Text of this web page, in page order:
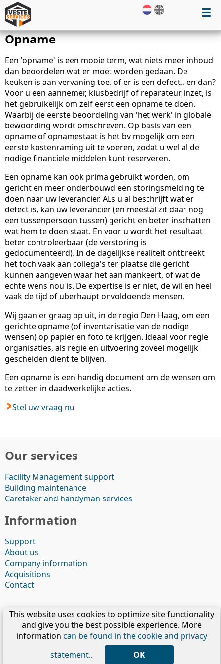
☰
Opname
Een 'opname' is een mooie term, wat niets meer inhoud
dan beoordelen wat er moet worden gedaan. De
keuken is aan vervaning toe, of er is een defect.. en dan?
Voor u een aannemer, klusbedrijf of reparateur inzet, is
het gebruikelijk om zelf eerst een opname te doen.
Waarbij de eerste beoordeling van 'het werk' in globale
bewoording wordt omschreven. Op basis van een
opname of opnamestaat is het bv mogelijk om een
eerste kostenraming uit te voeren, zodat u wel al de
nodige financiele middelen kunt reserveren.
Een opname kan ook prima gebruikt worden, om
gericht en meer onderbouwd een storingsmelding te
doen naar uw leverancier. ALs u al beschrijft wat er
defect is, kan uw leverancier (en meestal zit daar nog
een tussenpersoon tussen) gericht en beter inschatten
wat hem te doen staat. En voor u wordt het resultaat
beter controleerbaar (de verstoring is
gedocumenteerd). In de dagelijkse realiteit ontbreekt
het toch vaak aan collega's ter plaatse die gericht
kunnen aangeven waar het aan mankeert, of wat de
echte wens nou is. De expertise is er niet, de wil en heel
vaak de tijd of uberhaupt onvoldoende mensen.
Wij gaan er graag op uit, in de regio Den Haag, om een
gerichte opname (of inventarisatie van de nodige
wensen) op papier en foto te krijgen. Ideaal voor regie
organisaties, als regie en uitvoering zoveel mogelijk
gescheiden dient te blijven.
Een opname is een handig document om de wensen om
te zetten in daadwerkelijke acties.
Stel uw vraag nu
Our services
Facility Management support
Building maintenance
Caretaker and handyman services
Information
Support
About us
Company information
Acquisitions
Contact
Privacy|Disclaimer| Cookies|Terms &
Conditions
Copyright © 2026 - Veste Services
This website uses cookies to optimize site functionality
and give you the best possible experience. More
informationcan be found in the cookie and privacy
statement.. OK